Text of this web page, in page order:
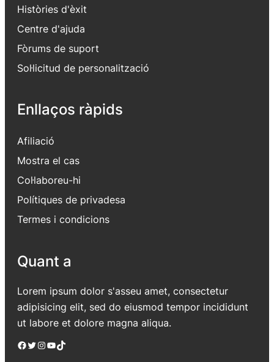
Històries d'èxit
Centre d'ajuda
Fòrums de suport
Sol·licitud de personalització
Enllaços ràpids
Afiliació
Mostra el cas
Col·laboreu-hi
Polítiques de privadesa
Termes i condicions
Quant a
Lorem ipsum dolor s'asseu amet, consectetur
adipisicing elit, sed do eiusmod tempor incididunt
ut labore et dolore magna aliqua.
Facebook Twitter Instagram YouTube TikTok